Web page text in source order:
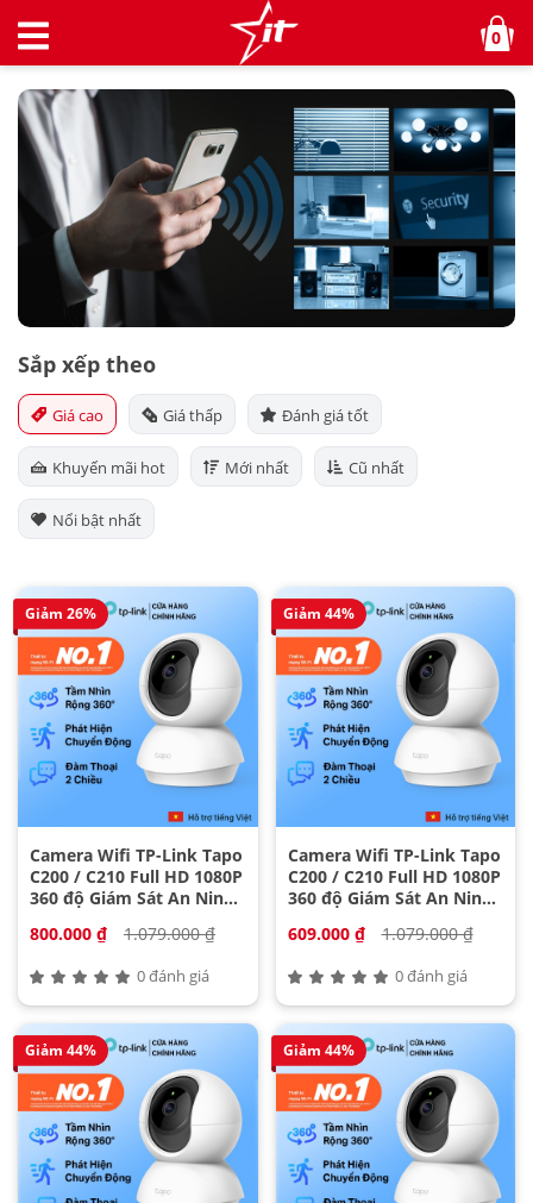
0
Sắp xếp theo
Giá cao Giá thấp Đánh giá tốt
Khuyến mãi hot Mới nhất Cũ nhất
Nổi bật nhất
Giảm 26%
Camera Wifi TP-Link Tapo
C200 / C210 Full HD 1080P
360 độ Giám Sát An Ninh
800.000 ₫ 1.079.000 ₫
0 đánh giá
Giảm 44%
Camera Wifi TP-Link Tapo
C200 / C210 Full HD 1080P
360 độ Giám Sát An Ninh
609.000 ₫ 1.079.000 ₫
0 đánh giá
Giảm 44% Giảm 44%